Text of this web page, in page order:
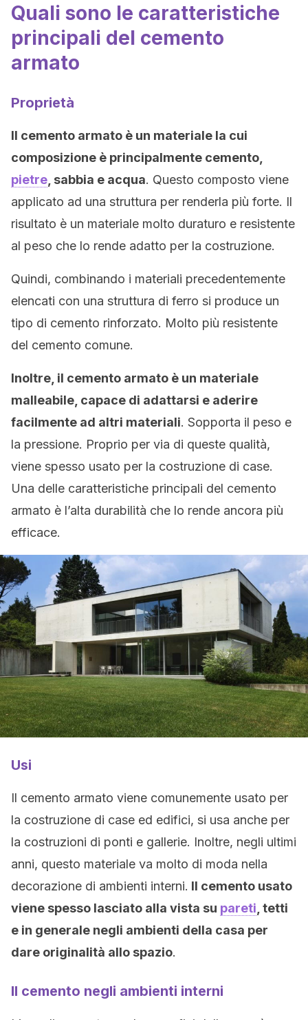
Quali sono le caratteristiche
principali del cemento
armato
Proprietà
Il cemento armato è un materiale la cui
composizione è principalmente cemento,
pietre , sabbia e acqua. Questo composto viene
applicato ad una struttura per renderla più forte. Il
risultato è un materiale molto duraturo e resistente
al peso che lo rende adatto per la costruzione.
Quindi, combinando i materiali precedentemente
elencati con una struttura di ferro si produce un
tipo di cemento rinforzato. Molto più resistente
del cemento comune.
Inoltre, il cemento armato è un materiale
malleabile, capace di adattarsi e aderire
facilmente ad altri materiali. Sopporta il peso e
la pressione. Proprio per via di queste qualità,
viene spesso usato per la costruzione di case.
Una delle caratteristiche principali del cemento
armato è l’alta durabilità che lo rende ancora più
efficace.
Usi
Il cemento armato viene comunemente usato per
la costruzione di case ed edifici, si usa anche per
la costruzioni di ponti e gallerie. Inoltre, negli ultimi
anni, questo materiale va molto di moda nella
decorazione di ambienti interni. Il cemento usato
viene spesso lasciato alla vista su pareti , tetti
e in generale negli ambienti della casa per
dare originalità allo spazio.
Il cemento negli ambienti interni